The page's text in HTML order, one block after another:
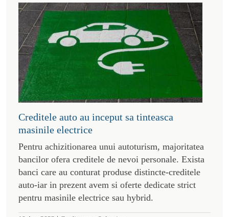
Creditele auto au inceput sa tinteasca
masinile electrice
Pentru achizitionarea unui autoturism, majoritatea
bancilor ofera creditele de nevoi personale. Exista
banci care au conturat produse distincte-creditele
auto-iar in prezent avem si oferte dedicate strict
pentru masinile electrice sau hybrid.